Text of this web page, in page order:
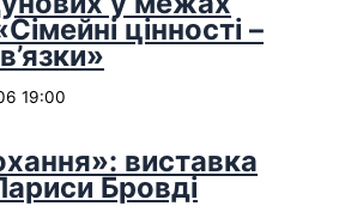
цінності –
19:00
виставка
Бровді